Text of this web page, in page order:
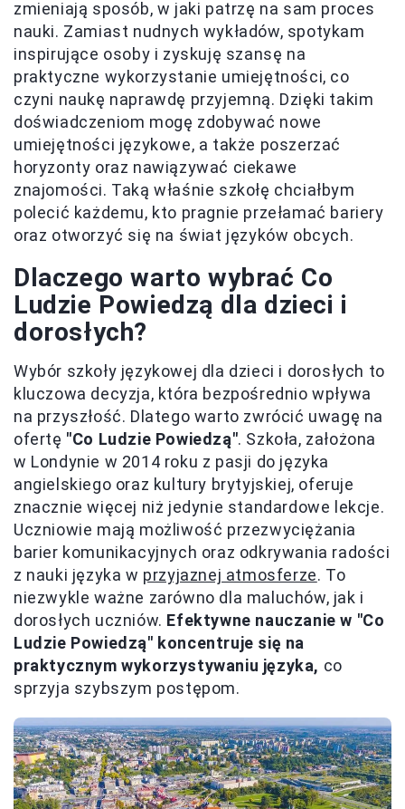
zmieniają sposób, w jaki patrzę na sam proces
nauki. Zamiast nudnych wykładów, spotykam
inspirujące osoby i zyskuję szansę na
praktyczne wykorzystanie umiejętności, co
czyni naukę naprawdę przyjemną. Dzięki takim
doświadczeniom mogę zdobywać nowe
umiejętności językowe, a także poszerzać
horyzonty oraz nawiązywać ciekawe
znajomości. Taką właśnie szkołę chciałbym
polecić każdemu, kto pragnie przełamać bariery
oraz otworzyć się na świat języków obcych.
Dlaczego warto wybrać Co
Ludzie Powiedzą dla dzieci i
dorosłych?
Wybór szkoły językowej dla dzieci i dorosłych to
kluczowa decyzja, która bezpośrednio wpływa
na przyszłość. Dlatego warto zwrócić uwagę na
ofertę "Co Ludzie Powiedzą". Szkoła, założona
w Londynie w 2014 roku z pasji do języka
angielskiego oraz kultury brytyjskiej, oferuje
znacznie więcej niż jedynie standardowe lekcje.
Uczniowie mają możliwość przezwyciężania
barier komunikacyjnych oraz odkrywania radości
z nauki języka w przyjaznej atmosferze. To
niezwykle ważne zarówno dla maluchów, jak i
dorosłych uczniów. Efektywne nauczanie w "Co
Ludzie Powiedzą" koncentruje się na
praktycznym wykorzystywaniu języka, co
sprzyja szybszym postępom.